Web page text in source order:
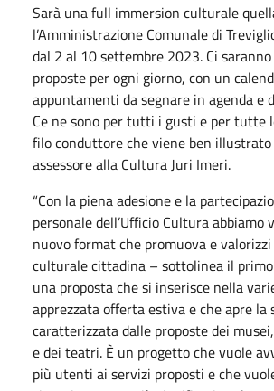
Sarà una full immersion culturale
l’Amministrazione Comunale di
dal 2 al 10 settembre 2023. Ci
proposte per ogni giorno, con un
appuntamenti da segnare in agenda e
Ce ne sono per tutti i gusti e per tutte
filo conduttore che viene ben illustrato
assessore alla Cultura Juri Imeri.
“Con la piena adesione e la
personale dell’Ufficio Cultura abbiamo
nuovo format che promuova e
culturale cittadina – sottolinea il
una proposta che si inserisce nella
apprezzata offerta estiva e che apre
caratterizzata dalle proposte dei
e dei teatri. È un progetto che vuole
più utenti ai servizi proposti e che